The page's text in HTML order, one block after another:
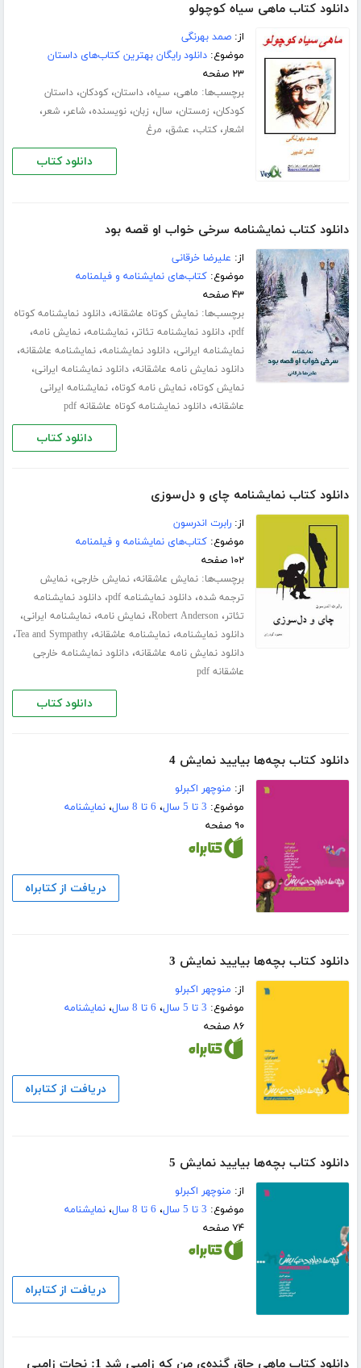
دانلود کتاب ماهی سیاه کوچولو
از:صمد بهرنگی
موضوع:دانلود رایگان بهترین کتاب‌های داستان
۲۳ صفحه
برچسب‌ها: ماهی، سیاه،داستان،کودکان،داستان
کودکان، زمستان، سال، زبان،نویسنده،شاعر،شعر،
اشعار،کتاب، عشق، مرغ
دانلود کتاب
دانلود کتاب نمایشنامه سرخی خواب او قصه بود
از: علیرضا خرقانی
موضوع:کتاب‌های نمایشنامه و فیلمنامه
۴۳ صفحه
برچسب‌ها:نمایش کوتاه عاشقانه،دانلود نمایشنامه کوتاه
pdf،دانلود نمایشنامه تئاتر،نمایشنامه،نمایش نامه،
نمایشنامه ایرانی،دانلود نمایشنامه،نمایشنامه عاشقانه،
دانلود نمایش نامه عاشقانه،دانلود نمایشنامه ایرانی،
نمایش کوتاه،نمایش نامه کوتاه،نمایشنامه ایرانی
عاشقانه،دانلود نمایشنامه کوتاه عاشقانه pdf
دانلود کتاب
دانلود کتاب نمایشنامه چای و دل‌سوزی
از:رابرت اندرسون
موضوع:کتاب‌های نمایشنامه و فیلمنامه
۱۰۲ صفحه
برچسب‌ها:نمایش عاشقانه،نمایش خارجی،نمایش
ترجمه شده،دانلود نمایشنامه pdf ،دانلود نمایشنامه
تئاتر،Robert Anderson،نمایش نامه،نمایشنامه ایرانی،
دانلود نمایشنامه،نمایشنامه عاشقانه،Tea and Sympathy،
دانلود نمایش نامه عاشقانه،دانلود نمایشنامه خارجی
عاشقانه pdf
دانلود کتاب
دانلود کتاب بچه‌ها بیایید نمایش 4
از: منوچهر اکبرلو
موضوع: 3 تا 5 سال ، 6 تا 8 سال ،نمایشنامه
۹۰ صفحه
دریافت از کتابراه
دانلود کتاب بچه‌ها بیایید نمایش 3
از: منوچهر اکبرلو
موضوع: 3 تا 5 سال ، 6 تا 8 سال ،نمایشنامه
۸۶ صفحه
دریافت از کتابراه
دانلود کتاب بچه‌ها بیایید نمایش 5
از: منوچهر اکبرلو
موضوع: 3 تا 5 سال ، 6 تا 8 سال ،نمایشنامه
۷۴ صفحه
دریافت از کتابراه
دانلود کتاب ماهی چاق گنده‌ی من که زامبی شد 1: نجات زامبی